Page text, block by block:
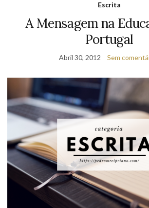
Escrita
A Mensagem na
Portugal
Abril 30, 2012 Sem